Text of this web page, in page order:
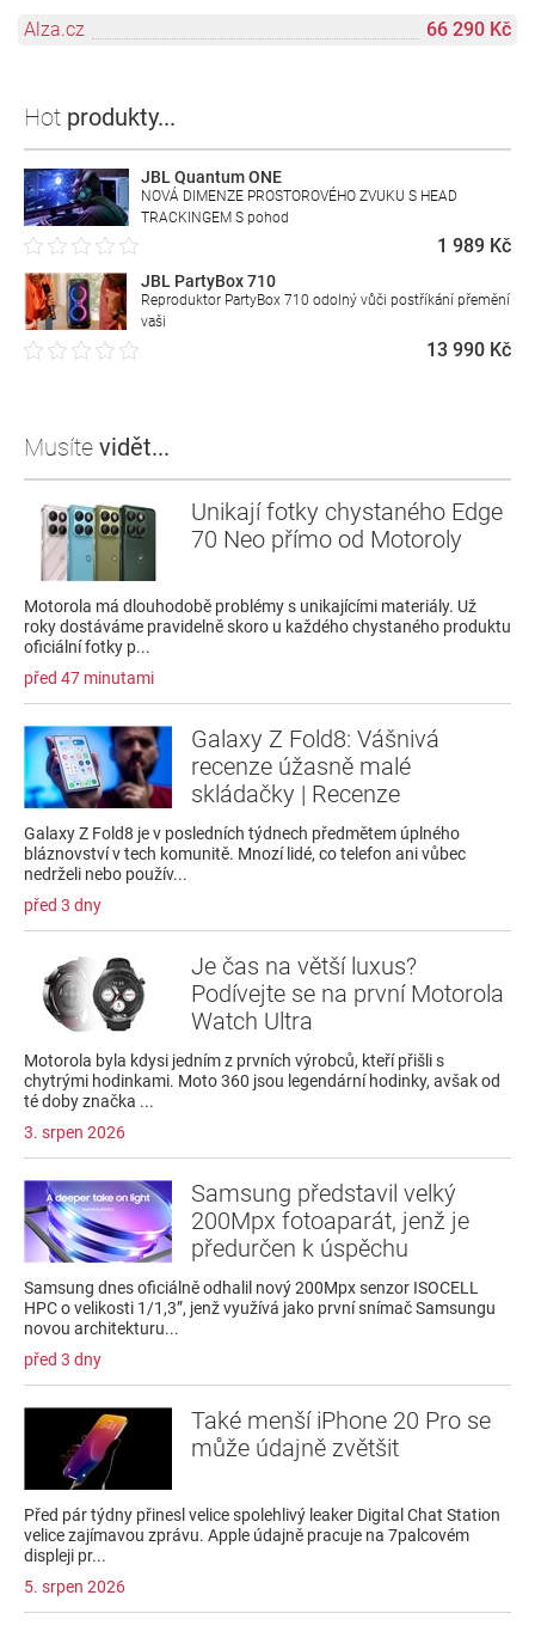
Alza.cz 66 290 Kč
Hot produkty...
JBL Quantum ONE
NOVÁ DIMENZE PROSTOROVÉHO ZVUKU S HEAD
TRACKINGEM S pohod
1 989 Kč
JBL PartyBox 710
Reproduktor PartyBox 710 odolný vůči postříkání přemění
vaši
13 990 Kč
Musíte vidět...
Unikají fotky chystaného Edge
70 Neo přímo od Motoroly
Motorola má dlouhodobě problémy s unikajícími materiály. Už
roky dostáváme pravidelně skoro u každého chystaného produktu
oficiální fotky p...
před 47 minutami
Galaxy Z Fold8: Vášnivá
recenze úžasně malé
skládačky | Recenze
Galaxy Z Fold8 je v posledních týdnech předmětem úplného
bláznovství v tech komunitě. Mnozí lidé, co telefon ani vůbec
nedrželi nebo použív...
před 3 dny
Je čas na větší luxus?
Podívejte se na první Motorola
Watch Ultra
Motorola byla kdysi jedním z prvních výrobců, kteří přišli s
chytrými hodinkami. Moto 360 jsou legendární hodinky, avšak od
té doby značka ...
3. srpen 2026
Samsung představil velký
200Mpx fotoaparát, jenž je
předurčen k úspěchu
Samsung dnes oficiálně odhalil nový 200Mpx senzor ISOCELL
HPC o velikosti 1/1,3”, jenž využívá jako první snímač Samsungu
novou architekturu...
před 3 dny
Také menší iPhone 20 Pro se
může údajně zvětšit
Před pár týdny přinesl velice spolehlivý leaker Digital Chat Station
velice zajímavou zprávu. Apple údajně pracuje na 7palcovém
displeji pr...
5. srpen 2026